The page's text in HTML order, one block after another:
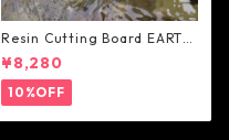
Resin Cutting Board EARTH
BORAD BLUE-OCEAN - 8A G
ARAGE
¥8,280
10%OFF